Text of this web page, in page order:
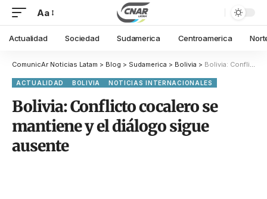
Aa
Actualidad Sociedad Sudamerica Centroamerica
ComunicAr Noticias Latam > Blog > Sudamerica > Bolivia > Bolivia: Conflicto cocalero se mantiene y el diálogo sigue ausente
ACTUALIDAD BOLIVIA NOTICIAS INTERNACIONALES
Bolivia: Conflicto cocalero se
mantiene y el diálogo sigue
ausente